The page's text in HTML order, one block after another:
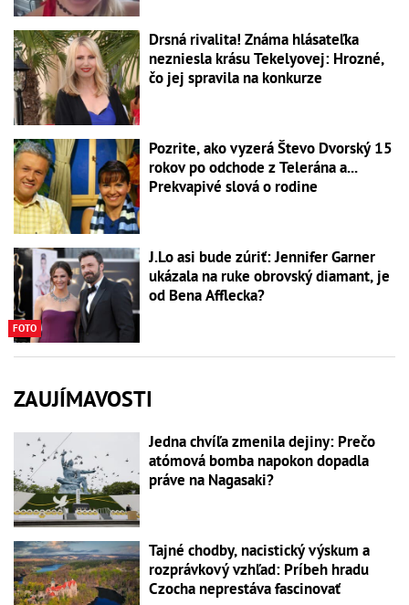
Drsná rivalita! Známa hlásateľka
nezniesla krásu Tekelyovej: Hrozné,
čo jej spravila na konkurze
Pozrite, ako vyzerá Števo Dvorský 15
rokov po odchode z Telerána a...
Prekvapivé slová o rodine
FOTO
J.Lo asi bude zúriť: Jennifer Garner
ukázala na ruke obrovský diamant, je
od Bena Afflecka?
ZAUJÍMAVOSTI
Jedna chvíľa zmenila dejiny: Prečo
atómová bomba napokon dopadla
práve na Nagasaki?
Tajné chodby, nacistický výskum a
rozprávkový vzhľad: Príbeh hradu
Czocha neprestáva fascinovať